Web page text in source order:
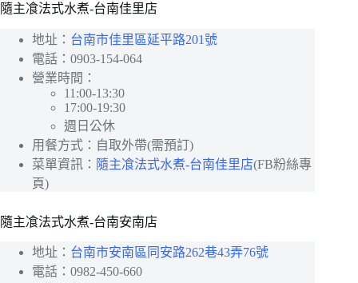
隨主飡法式水煮-台南佳里店
地址： 台南市佳里區延平路201號
電話：0903-154-064
營業時間：
11:00-13:30
17:00-19:30
週日公休
用餐方式：自取外帶(需預訂)
菜單資訊： 隨主飡法式水煮-台南佳里店(FB粉絲專
頁)
隨主飡法式水煮-台南安南店
地址： 台南市安南區同安路262巷43弄76號
電話：0982-450-660